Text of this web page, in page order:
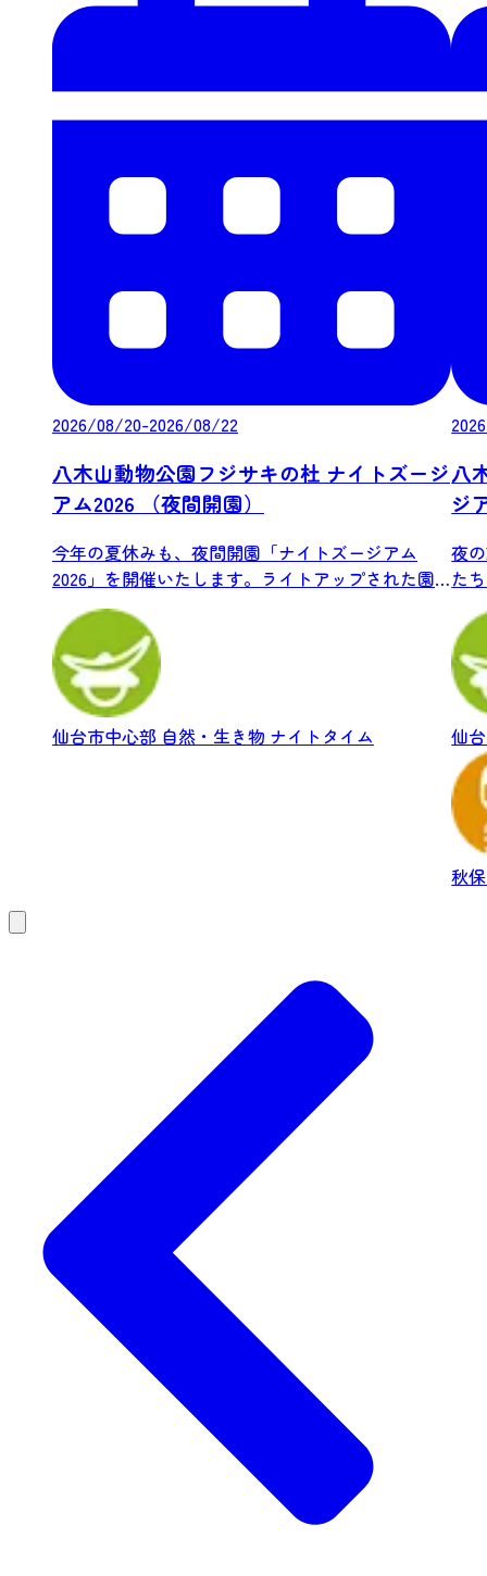
2026/08/20-2026/08/22
八木山動物公園フジサキの杜 ナイトズージ
アム2026 （夜間開園）
今年の夏休みも、夜間開園「ナイトズージアム
2026」を開催いたします。ライトアップされた園
内で...
仙台市中心部 自然・生き物 ナイトタイム
八
ジ
夜
た
仙
秋